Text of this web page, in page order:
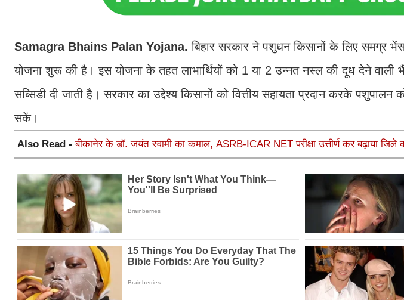
Samagra Bhains Palan Yojana.बिहार सरकार ने पशुधन किसानों के लिए समग्र
योजना शुरू की है। इस योजना के तहत लाभार्थियों को 1 या 2 उन्नत नस्ल की दूध देने वाली
सब्सिडी दी जाती है। सरकार का उद्देश्य किसानों को वित्तीय सहायता प्रदान करके
सकें।
Also Read -बीकानेर के डॉ. जयंत स्वामी का कमाल, ASRB-ICAR NET परीक्षा उत्तीर्ण कर बढ़ाया जिले